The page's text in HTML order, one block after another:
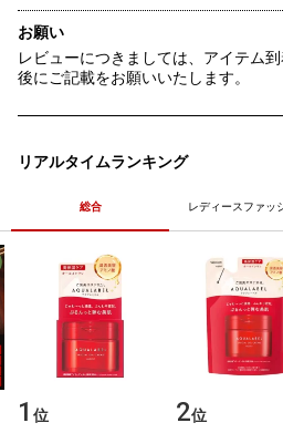
お願い
レビューにつきましては、アイテム
後にご記載をお願いいたします。
リアルタイムランキング
総合 レディースファッ
1 位 2位